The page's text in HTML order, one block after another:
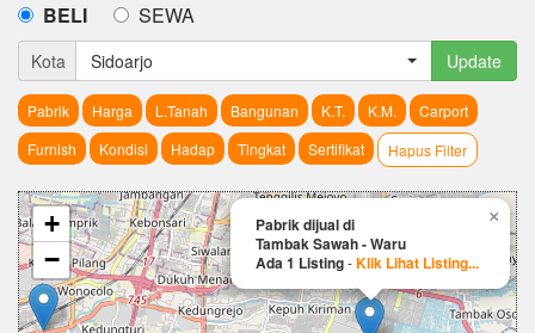
BELI SEWA
Kota Sidoarjo Update
Pabrik Harga L.Tanah Bangunan K.T. K.M.
Carport
Furnish
Kondisi Hadap Tingkat Sertifikat Hapus Filter
Pabrik dijual di
Tambak Sawah - Waru
Ada 1 Listing-Klik Lihat Listing...
×
+
−